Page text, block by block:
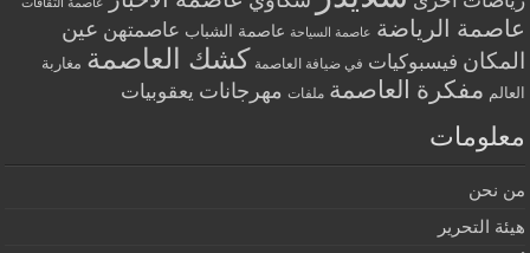
عاصمة الرياضة عاصمة السياحة عاصمة الشباب عاصمتهن عين
المكان فيسبوكيات في ضيافة العاصمة كشك العاصمة مغاربة
العالم مفكرة العاصمة ملفات مهرجانات يعقوبيات
معلومات
من نحن
هيئة التحرير